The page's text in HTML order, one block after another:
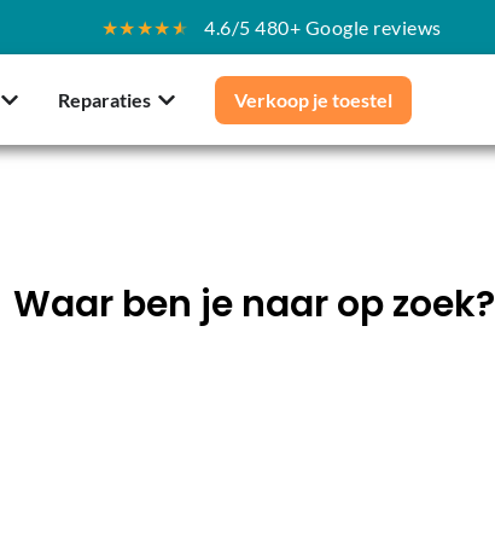
★★★★★ 4.6/5 480+ Google reviews
Reparaties Verkoop je toestel
Waar ben je naar op zoek?